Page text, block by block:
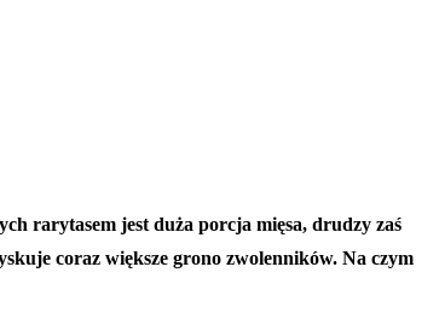
rarytasem jest duża porcja mięsa, drudzy zaś
coraz większe grono zwolenników. Na czym